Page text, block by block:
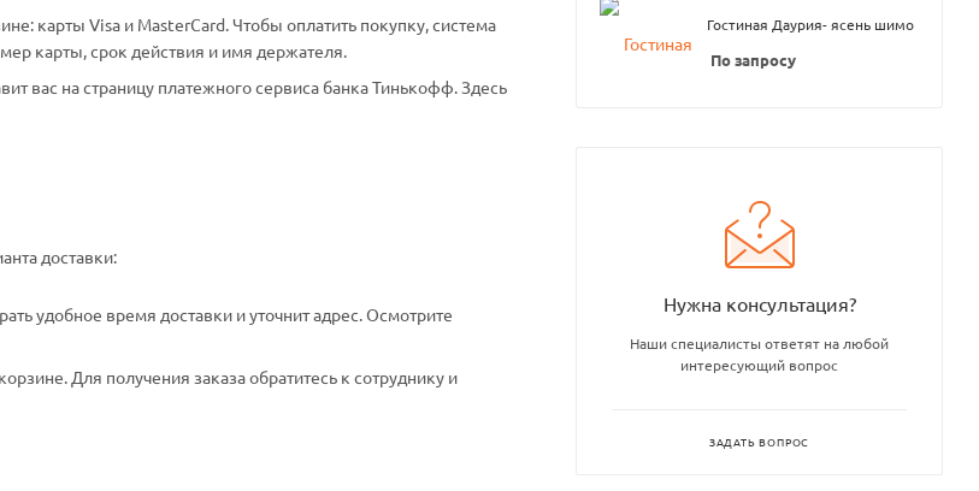
карты Visa и MasterCard. Чтобы оплатить покупку, система
карты, срок действия и имя держателя.
вас на страницу платежного сервиса банка Тинькофф. Здесь
доставки:
удобное время доставки и уточнит адрес. Осмотрите
Для получения заказа обратитесь к сотруднику и
Гостиная Даурия- ясень шимо
По запросу
Нужна консультация?
Наши специалисты ответят на любой
интересующий вопрос
ЗАДАТЬ ВОПРОС